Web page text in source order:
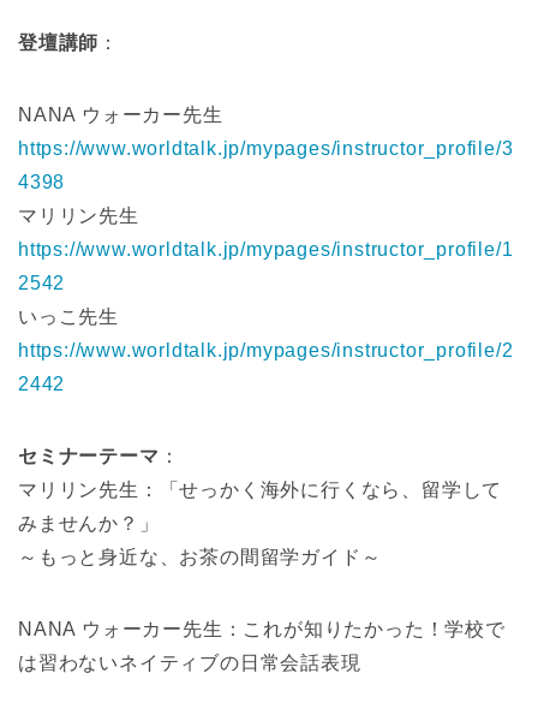
登壇講師 ：
NANA ウォーカー先生
https://www.worldtalk.jp/mypages/instructor_profile/3
4398
マリリン先生
https://www.worldtalk.jp/mypages/instructor_profile/1
2542
いっこ先生
https://www.worldtalk.jp/mypages/instructor_profile/2
2442
セミナーテーマ ：
マリリン先生：「せっかく海外に行くなら、留学して
みませんか？」
～もっと身近な、お茶の間留学ガイド～
NANA ウォーカー先生：これが知りたかった！学校で
は習わないネイティブの日常会話表現